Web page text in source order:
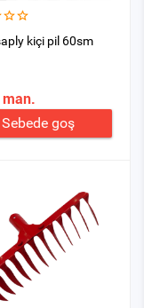
kiçi pil 60sm
Sebede goş